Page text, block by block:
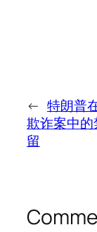
← 特朗普
欺诈案中
留